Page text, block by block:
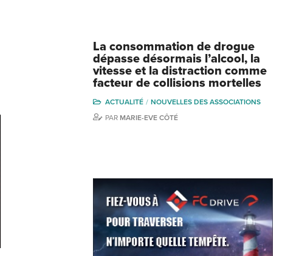
La consommation de drogue
dépasse désormais l’alcool, la
vitesse et la distraction comme
facteur de collisions mortelles
ACTUALITÉ
NOUVELLES DES ASSOCIATIONS
PAR MARIE-EVE CÔTÉ